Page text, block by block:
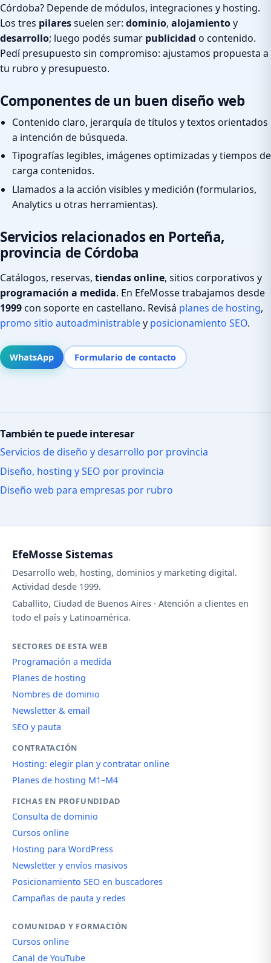
Córdoba? Depende de módulos, integraciones y hosting.
Los tres pilaressuelen ser: dominio, alojamientoy
desarrollo; luego podés sumar publicidad o contenido.
Pedí presupuesto sin compromiso: ajustamos propuesta a
tu rubro y presupuesto.
Componentes de un buen diseño web
Contenido claro, jerarquía de títulos y textos orientados
a intención de búsqueda.
Tipografías legibles, imágenes optimizadas y tiempos de
carga contenidos.
Llamados a la acción visibles y medición (formularios,
Analytics u otras herramientas).
Servicios relacionados en Porteña,
provincia de Córdoba
Catálogos, reservas, tiendas online, sitios corporativos y
programación a medida. En EfeMosse trabajamos desde
1999con soporte en castellano. Revisá planes de hosting,
promo sitio autoadministrabley posicionamiento SEO.
WhatsApp Formulario de contacto
También te puede interesar
Servicios de diseño y desarrollo por provincia
Diseño, hosting y SEO por provincia
Diseño web para empresas por rubro
EfeMosse Sistemas
Desarrollo web, hosting, dominios y marketing digital.
Actividad desde 1999.
Caballito, Ciudad de Buenos Aires · Atención a clientes en
todo el país y Latinoamérica.
SECTORES DE ESTA WEB
Programación a medida
Planes de hosting
Nombres de dominio
Newsletter & email
SEO y pauta
CONTRATACIÓN
Hosting: elegir plan y contratar online
Planes de hosting M1–M4
FICHAS EN PROFUNDIDAD
Consulta de dominio
Cursos online
Hosting para WordPress
Newsletter y envíos masivos
Posicionamiento SEO en buscadores
Campañas de pauta y redes
COMUNIDAD Y FORMACIÓN
Cursos online
Canal de YouTube